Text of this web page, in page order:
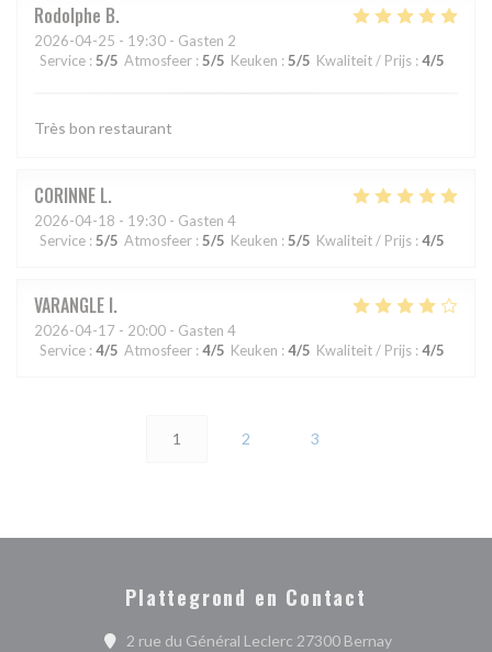
Rodolphe B
2026-04-25 - 19:30 - Gasten 2
Service : 5/5 Atmosfeer : 5/5 Keuken : 5/5 Kwaliteit / Prijs : 4/5
Très bon restaurant
CORINNE L
2026-04-18 - 19:30 - Gasten 4
Service : 5/5 Atmosfeer : 5/5 Keuken : 5/5 Kwaliteit / Prijs : 4/5
VARANGLE I
2026-04-17 - 20:00 - Gasten 4
Service : 4/5 Atmosfeer : 4/5 Keuken : 4/5 Kwaliteit / Prijs : 4/5
1 2 3
Plattegrond en Contact
2 rue du Général Leclerc 27300 Bernay((opent in een